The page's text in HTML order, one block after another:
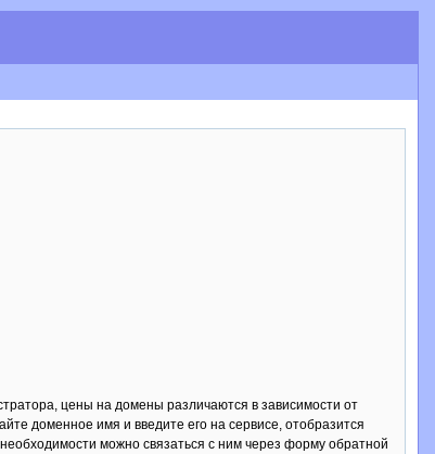
цены на домены различаются в зависимости от
доменное имя и введите его на сервисе, отобразится
можно связаться с ним через форму обратной